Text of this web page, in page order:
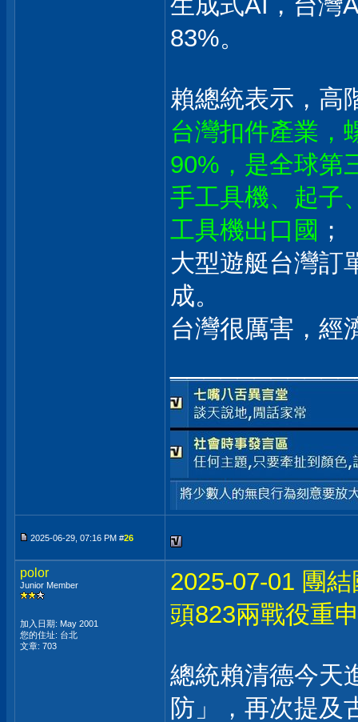
83%。
賴總統表示，高
台灣扣件產業，
90%，是全球第
手工具機、起子
工具機出口國 ；
大型遊艇台灣訂
成。
台灣很厲害，經
2025-06-29, 07:16 PM #26
polor
Junior Member
加入日期: May 2001
您的住址: 台北
文章: 703
2025-07-01 團
頭823兩戰役重
總統賴清德今天
防」，再次提及